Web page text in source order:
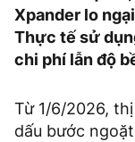
Xpander lo
Thực tế sử
chi phí lẫn độ
Từ 1/6/2026,
dấu bước